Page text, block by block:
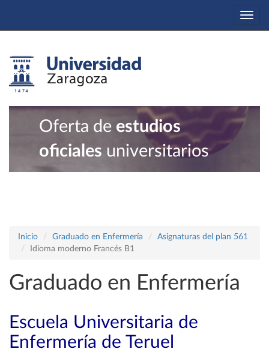
Oferta de estudios
oficiales universitarios
Inicio Graduado en Enfermería
Asignaturas del plan 561
Idioma moderno Francés B1
Graduado en Enfermería
Escuela Universitaria de
Enfermería de Teruel